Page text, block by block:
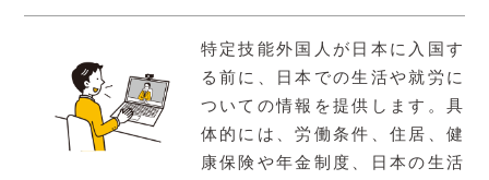
特定技能外国人が日本に入国す
る前に、日本での生活や就労に
ついての情報を提供します。具
体的には、労働条件、住居、健
康保険や年金制度、日本の生活